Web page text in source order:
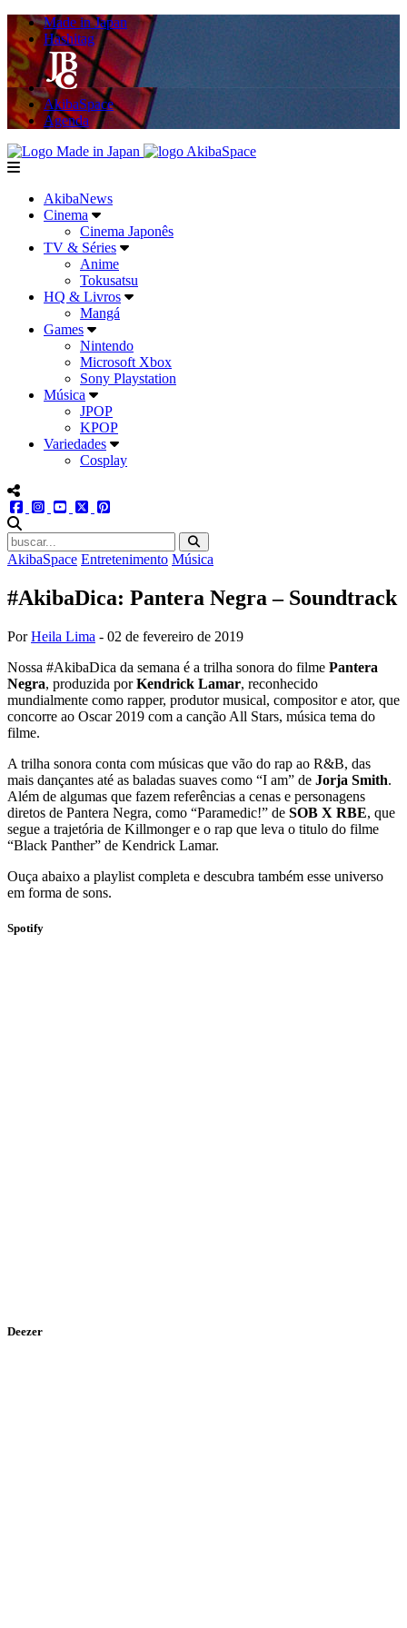
Made in Japan
Hashitag
AkibaSpace
Agenda
Powered By Made in Japan
AkibaSpace
menu
AkibaNews
Cinema
Cinema Japonês
TV & Séries
Anime
Tokusatsu
HQ & Livros
Mangá
Games
Nintendo
Microsoft Xbox
Sony Playstation
Música
JPOP
KPOP
Variedades
Cosplay
menu redes social
facebookinstagram
youtube
twitter
AkibaSpace Entretenimento Música
#AkibaDica: Pantera Negra – Soundtrack
PorHeila Lima - 02 de fevereiro de 2019
Nossa #AkibaDica da semana é a trilha sonora do filme Pantera
Negra, produzida porKendrick Lamar, reconhecido
mundialmente como rapper, produtor musical, compositor e ator, que
concorre ao Oscar 2019 com a canção All Stars, música tema do
filme.
A trilha sonora conta com músicas que vão do rap ao R&B, das
mais dançantes até as baladas suaves como “I am” de Jorja Smith.
Além de algumas que fazem referências a cenas e personagens
diretos de Pantera Negra, como “Paramedic!” de SOB X RBE, que
segue a trajetória de Killmonger e o rap que leva o titulo do filme
“Black Panther” de Kendrick Lamar.
Ouça abaixo a playlist completa e descubra também esse universo
em forma de sons.
Spotify
Deezer